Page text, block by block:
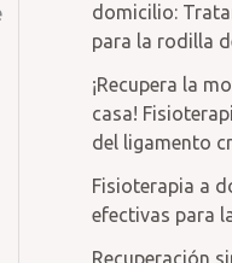
domicilio:
para la rodilla
¡Recupera la
casa!
del ligamento
Fisioterapia a
efectivas para
Recuperación